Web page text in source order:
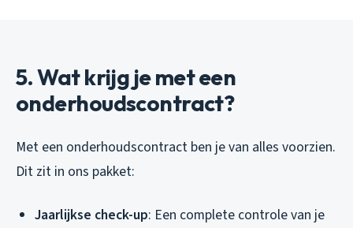
5. Wat krijg je met een
onderhoudscontract?
Met een onderhoudscontract ben je van alles voorzien.
Dit zit in ons pakket:
Jaarlijkse check-up: Een complete controle van je